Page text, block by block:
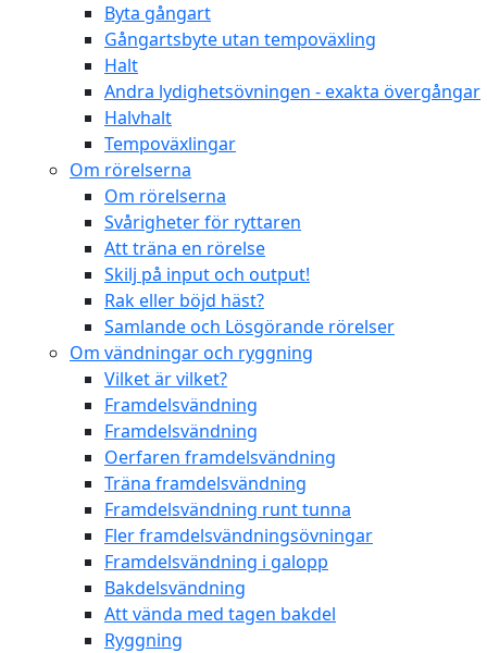
Byta gångart
Gångartsbyte utan tempoväxling
Halt
Andra lydighetsövningen - exakta övergångar
Halvhalt
Tempoväxlingar
Om rörelserna
Om rörelserna
Svårigheter för ryttaren
Att träna en rörelse
Skilj på input och output!
Rak eller böjd häst?
Samlande och Lösgörande rörelser
Om vändningar och ryggning
Vilket är vilket?
Framdelsvändning
Framdelsvändning
Oerfaren framdelsvändning
Träna framdelsvändning
Framdelsvändning runt tunna
Fler framdelsvändningsövningar
Framdelsvändning i galopp
Bakdelsvändning
Att vända med tagen bakdel
Ryggning